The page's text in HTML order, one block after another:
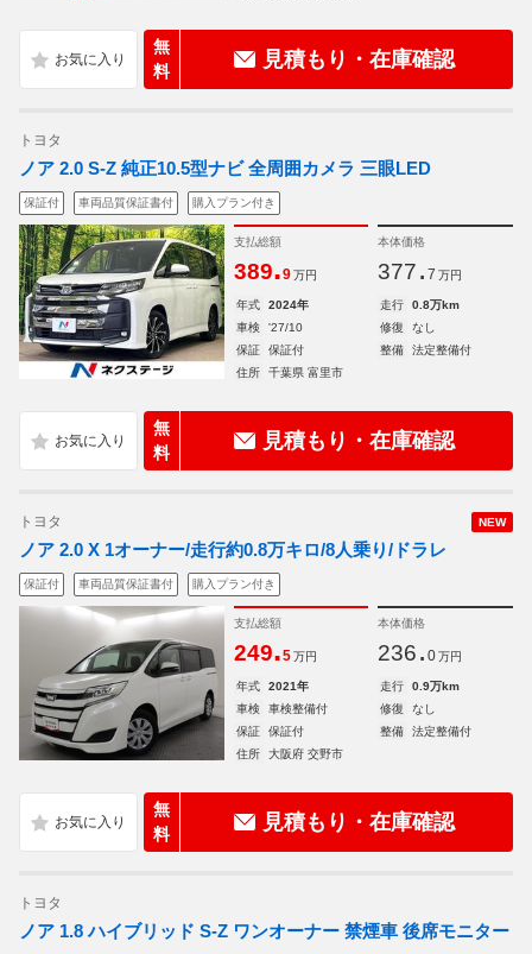
無
料
見積もり・在庫確認
トヨタ
ノア 2.0 S-Z 純正10.5型ナビ 全周囲カメラ 三眼LED
保証付 車両品質保証書付 購入プラン付き
支払総額
389.9 万円
本体価格
377. 7 万円
年式 2024年 走行
0.8万km
車検
'27/10 修復
なし
保証
保証付 整備
法定整備付
住所
千葉県 富里市
無
料
見積もり・在庫確認
NEW
トヨタ
ノア 2.0 X 1オーナー/走行約0.8万キロ/8人乗り/ドラレ
保証付 車両品質保証書付 購入プラン付き
支払総額
249.5 万円
本体価格
236. 0 万円
年式 2021年 走行
0.9万km
車検
車検整備付 修復
なし
保証
保証付 整備
法定整備付
住所
大阪府 交野市
無
料
見積もり・在庫確認
トヨタ
ノア 1.8 ハイブリッド S-Z ワンオーナー 禁煙車 後席モニター